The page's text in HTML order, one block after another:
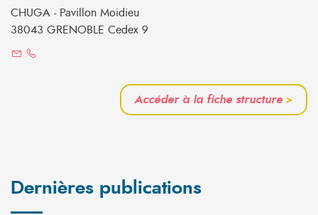
CHUGA - Pavillon Moidieu
38043 GRENOBLE Cedex 9
Accéder à la fiche structure>
Dernières publications